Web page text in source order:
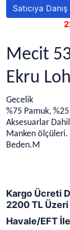
Satıcıya Danış
Mecit
Ekru
Gecelik
%75 Pamuk,
Aksesuarlar
Manken ölçüleri.
Beden.M
Kargo Ücreti
2200 TL
Havale/EFT